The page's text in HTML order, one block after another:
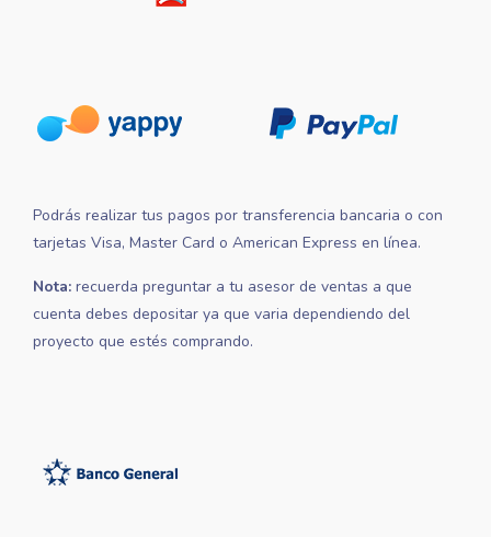
Podrás realizar tus pagos por transferencia bancaria o con
tarjetas Visa, Master Card o American Express en línea.
Nota: recuerda preguntar a tu asesor de ventas a que
cuenta debes depositar ya que varia dependiendo del
proyecto que estés comprando.